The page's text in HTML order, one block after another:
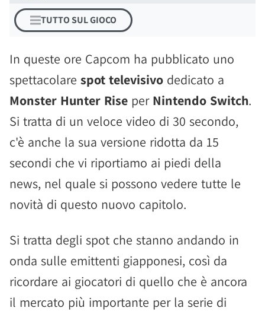
TUTTO SUL GIOCO
In queste ore Capcom ha pubblicato uno
spettacolare spot televisivo dedicato a
Monster Hunter Rise per Nintendo Switch.
Si tratta di un veloce video di 30 secondo,
c'è anche la sua versione ridotta da 15
secondi che vi riportiamo ai piedi della
news, nel quale si possono vedere tutte le
novità di questo nuovo capitolo.
Si tratta degli spot che stanno andando in
onda sulle emittenti giapponesi, così da
ricordare ai giocatori di quello che è ancora
il mercato più importante per la serie di